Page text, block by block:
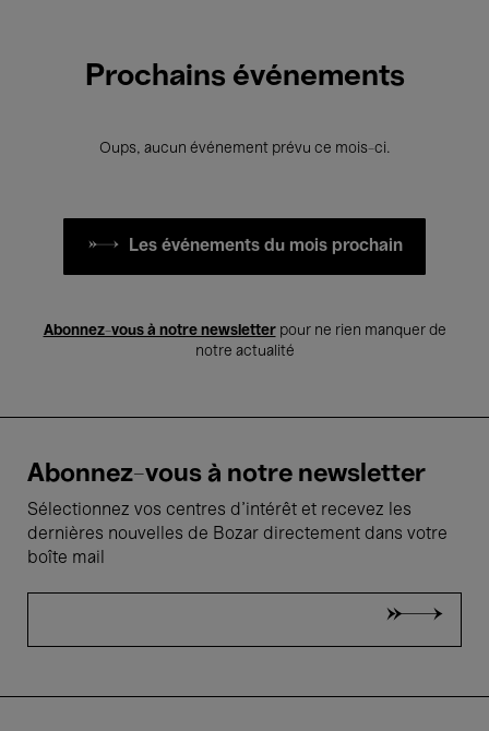
Prochains événements
Oups, aucun événement prévu ce mois-ci.
Les événements du mois prochain
Abonnez-vous à notre newsletterpour ne rien manquer de
notre actualité
Abonnez-vous à notre newsletter
Sélectionnez vos centres d'intérêt et recevez les
dernières nouvelles de Bozar directement dans votre
boîte mail